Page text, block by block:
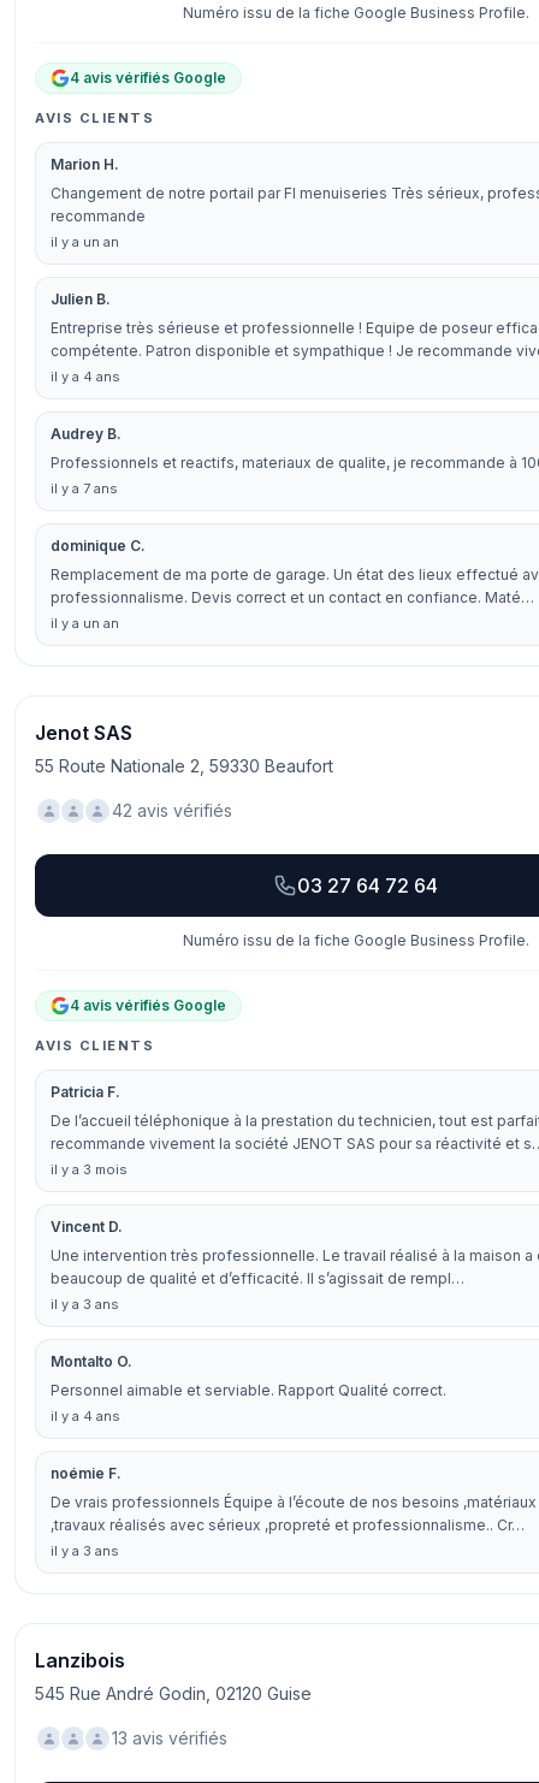
Numéro issu de la fiche Google Business Profile.
4 avis vérifiés Google
AVIS CLIENTS
Marion H.
Changement de notre portail par Fl menuiseries Très sérieux,
recommande
il y a un an
Julien B.
Entreprise très sérieuse et professionnelle ! Equipe de poseur
compétente. Patron disponible et sympathique ! Je recommande
il y a 4 ans
Audrey B.
Professionnels et reactifs, materiaux de qualite, je recommande à
il y a 7 ans
dominique C.
Remplacement de ma porte de garage. Un état des lieux effectué
professionnalisme. Devis correct et un contact en confiance. Maté…
il y a un an
Jenot SAS
55 Route Nationale 2, 59330 Beaufort
42 avis vérifiés
03 27 64 72 64
Numéro issu de la fiche Google Business Profile.
4 avis vérifiés Google
AVIS CLIENTS
Patricia F.
De l’accueil téléphonique à la prestation du technicien, tout est
recommande vivement la société JENOT SAS pour sa réactivité et
il y a 3 mois
Vincent D.
Une intervention très professionnelle. Le travail réalisé à la maison
beaucoup de qualité et d’efficacité. Il s’agissait de rempl…
il y a 3 ans
Montalto O.
Personnel aimable et serviable. Rapport Qualité correct.
il y a 4 ans
noémie F.
De vrais professionnels Équipe à l’écoute de nos besoins
,travaux réalisés avec sérieux ,propreté et professionnalisme.. Cr…
il y a 3 ans
Lanzibois
545 Rue André Godin, 02120 Guise
13 avis vérifiés